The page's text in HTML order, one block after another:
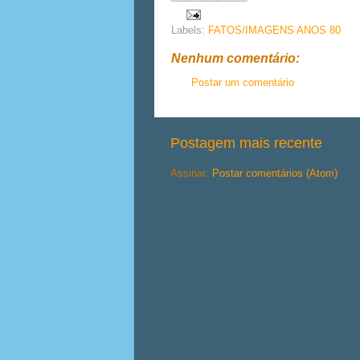
Labels: FATOS/IMAGENS ANOS 80
Nenhum comentário:
Postar um comentário
Postagem mais recente
Assinar: Postar comentários (Atom)